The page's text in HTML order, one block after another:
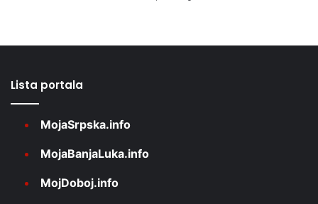
Lista portala
MojaSrpska.info
MojaBanjaLuka.info
MojDoboj.info